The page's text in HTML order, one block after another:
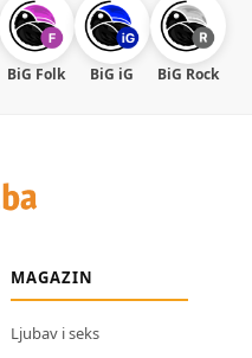
BiG Folk BiG iG BiG Rock
MAGAZIN
Ljubav i seks